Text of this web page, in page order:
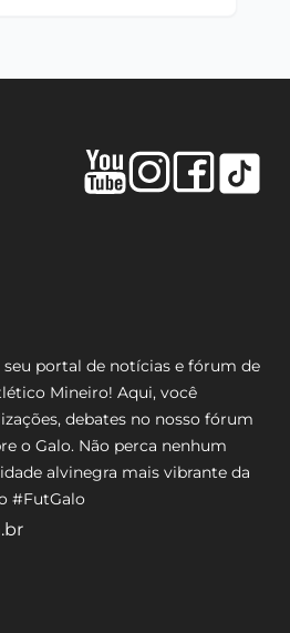
portal de notícias e fórum de
Mineiro! Aqui, você
debates no nosso fórum
o Galo. Não perca nenhum
alvinegra mais vibrante da
#FutGalo